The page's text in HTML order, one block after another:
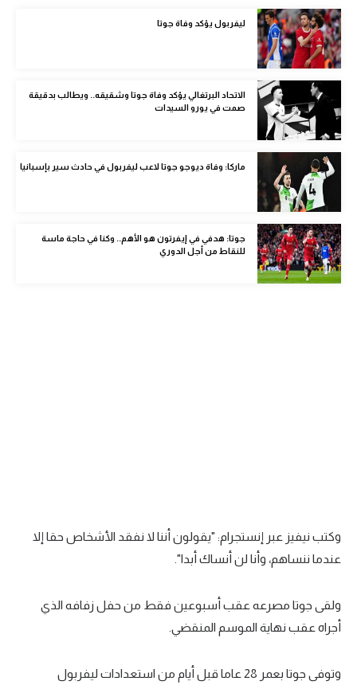
الوطن العربي
في المونديال
رياضة نسائية
آسيا
أمريكا
ركن الألعاب
أقسام خاصة
Gamers
ليفربول يؤكد وفاة جوتا
الاتحاد البرتغالي يؤكد وفاة جوتا وشقيقه.. ويطالب بدقيقة
صمت في يورو السيدات
ماركا: وفاة ديوجو جوتا لاعب ليفربول في حادث سير بإسبانيا
جوتا: هدفي في إيفرتون هو الأهم.. وكنا في حاجة ماسة
للنقاط من أجل الدوري
وكتب نيفيز عبر إنستجرام: "يقولون أننا لا نفقد الأشخاص حقا إلا
عندما ننساهم، وأنا لن أنساك أبدا".
ولقى جوتا مصرعه عقب أسبوعين فقط من حفل زفافه الذي
أجراه عقب نهاية الموسم المنقضي.
وتوفى جوتا بعمر 28 عاما قبل أيام من استعدادات ليفربول